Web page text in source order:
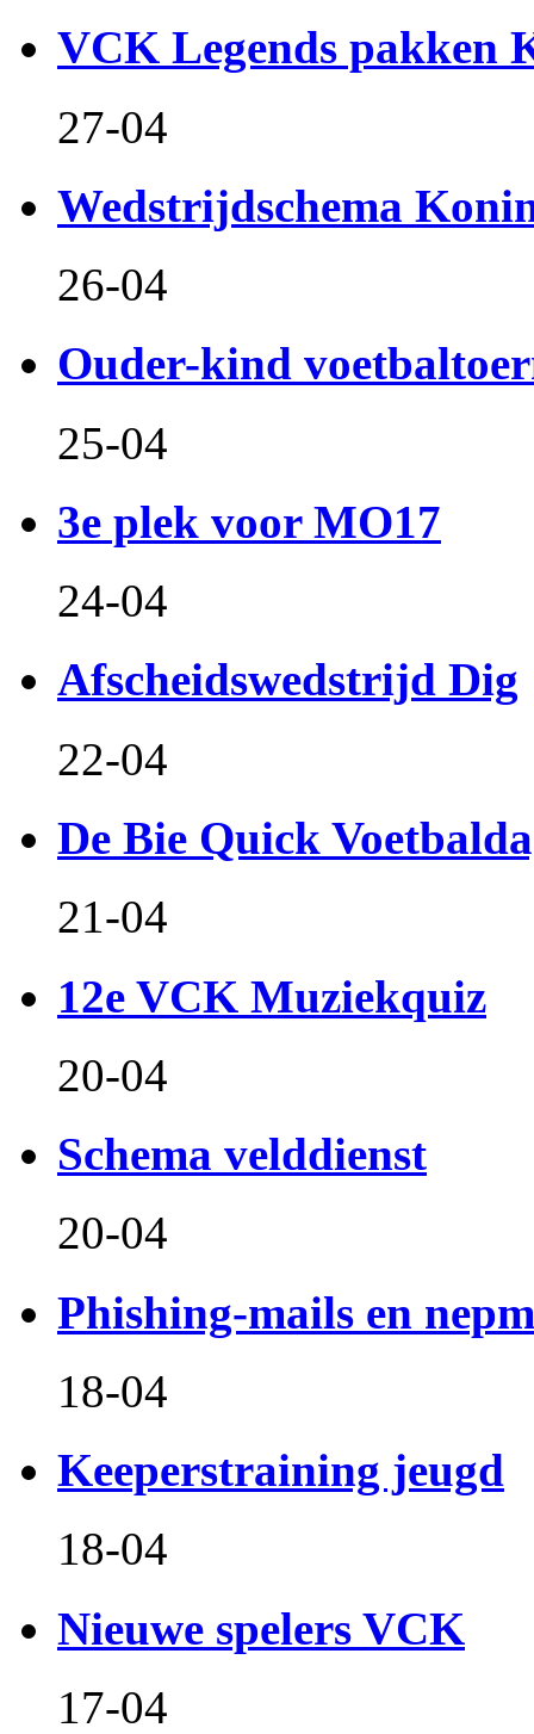
VCK Legends pakken
27-04
Wedstrijdschema
26-04
Ouder-kind
25-04
3e plek voor MO17
24-04
Afscheidswedstrijd Dig
22-04
De Bie Quick
21-04
12e VCK Muziekquiz
20-04
Schema velddienst
20-04
Phishing-mails en
18-04
Keeperstraining jeugd
18-04
Nieuwe spelers VCK
17-04